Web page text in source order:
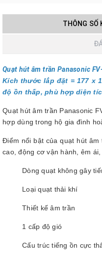
THÔNG SỐ
Quạt hút âm trần Panasonic
Kích thước lắp đặt = 177 x
độ ồn thấp, phù hợp diện
Quạt hút âm trần Panasonic
hợp dùng trong hộ gia đình
Điểm nổi bật của quạt hút âm
cao, động cơ vận hành, êm
Dòng quạt không gây
Loại quạt thải khí
Thiết kế âm trần
1 cấp độ gió
Cấu trúc tiếng ồn cực